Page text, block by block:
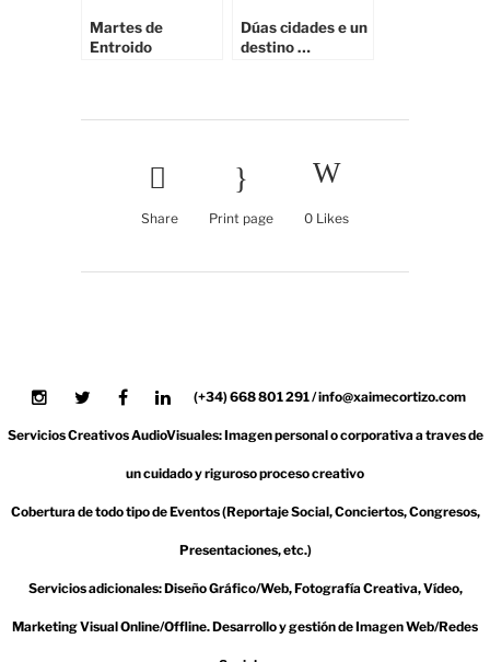
Martes de
Entroido
Dúas cidades e un
destino …
Share Print page 0 Likes
(+34) 668 801 291 / info@xaimecortizo.com
Servicios Creativos AudioVisuales: Imagen personal o corporativa a traves de
un cuidado y riguroso proceso creativo
Cobertura de todo tipo de Eventos (Reportaje Social, Conciertos, Congresos,
Presentaciones, etc.)
Servicios adicionales: Diseño Gráfico/Web, Fotografía Creativa, Vídeo,
Marketing Visual Online/Offline. Desarrollo y gestión de Imagen Web/Redes